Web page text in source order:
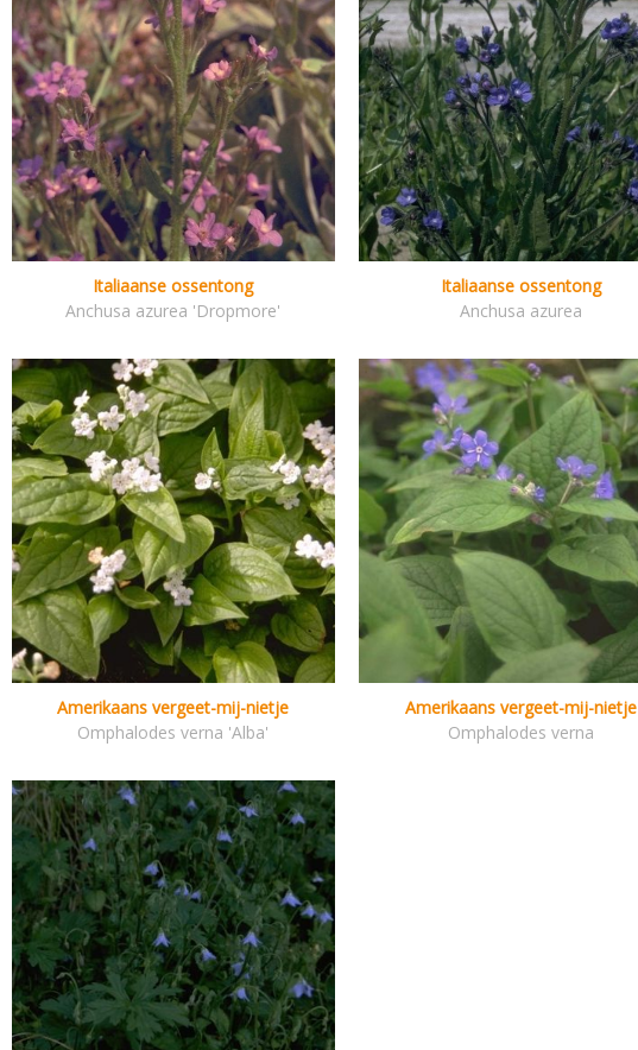
Italiaanse ossentong
Anchusa azurea 'Dropmore'
Italiaanse ossentong
Anchusa azurea
Amerikaans vergeet-mij-nietje
Omphalodes verna 'Alba'
Amerikaans vergeet-mij-nietje
Omphalodes verna